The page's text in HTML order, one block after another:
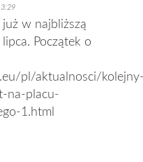
w najbliższą
Początek o
pl/aktualnosci/
na-placu-
1.html